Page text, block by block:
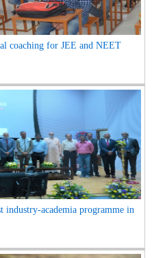
coaching for JEE and NEET
industry-academia programme in